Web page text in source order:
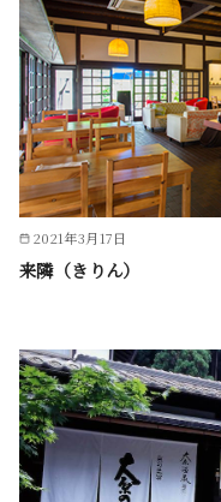
2021年3月17日
来隣（きりん）